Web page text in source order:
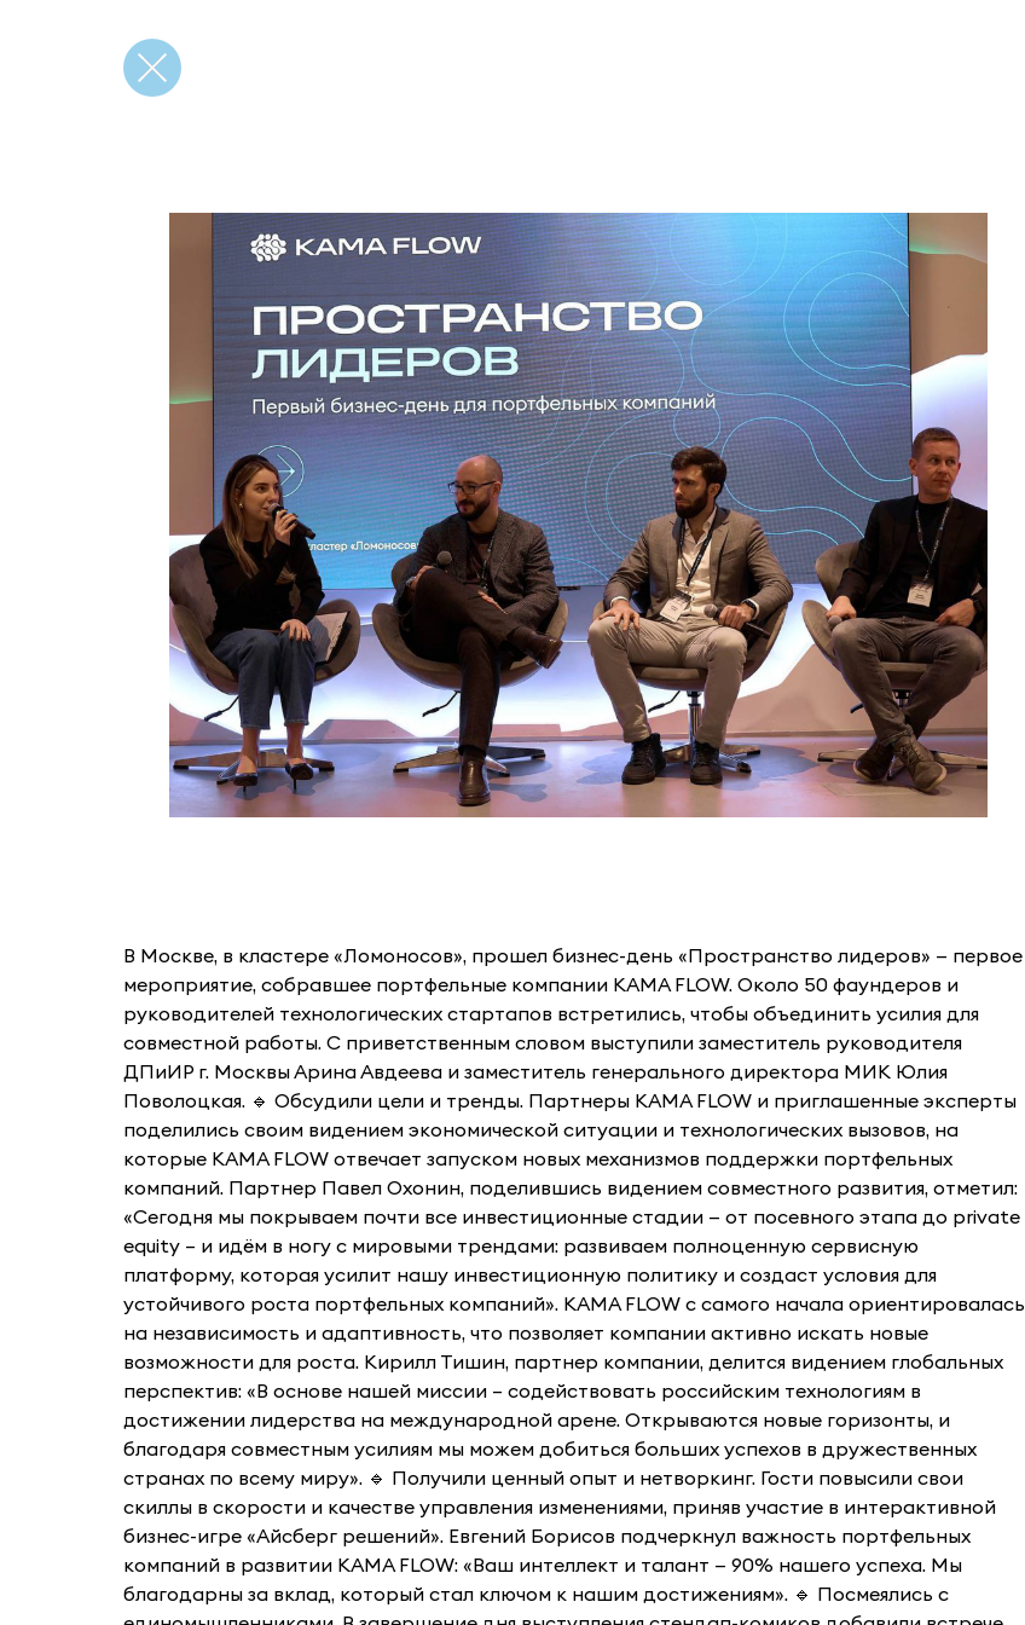
вернуться
В Москве, в кластере «Ломоносов», прошел бизнес-день «Пространство лидеров» — первое
мероприятие, собравшее портфельные компании KAMA FLOW. Около 50 фаундеров и
руководителей технологических стартапов встретились, чтобы объединить усилия для
совместной работы. С приветственным словом выступили заместитель руководителя
ДПиИР г. Москвы Арина Авдеева и заместитель генерального директора МИК Юлия
Поволоцкая. 🔹 Обсудили цели и тренды. Партнеры KAMA FLOW и приглашенные эксперты
поделились своим видением экономической ситуации и технологических вызовов, на
которые KAMA FLOW отвечает запуском новых механизмов поддержки портфельных
компаний. Партнер Павел Охонин, поделившись видением совместного развития, отметил:
«Сегодня мы покрываем почти все инвестиционные стадии — от посевного этапа до private
equity – и идём в ногу с мировыми трендами: развиваем полноценную сервисную
платформу, которая усилит нашу инвестиционную политику и создаст условия для
устойчивого роста портфельных компаний». KAMA FLOW с самого начала ориентировалась
на независимость и адаптивность, что позволяет компании активно искать новые
возможности для роста. Кирилл Тишин, партнер компании, делится видением глобальных
перспектив: «В основе нашей миссии – содействовать российским технологиям в
достижении лидерства на международной арене. Открываются новые горизонты, и
благодаря совместным усилиям мы можем добиться больших успехов в дружественных
странах по всему миру». 🔹 Получили ценный опыт и нетворкинг. Гости повысили свои
скиллы в скорости и качестве управления изменениями, приняв участие в интерактивной
бизнес-игре «Айсберг решений». Евгений Борисов подчеркнул важность портфельных
компаний в развитии KAMA FLOW: «Ваш интеллект и талант — 90% нашего успеха. Мы
благодарны за вклад, который стал ключом к нашим достижениям». 🔹 Посмеялись с